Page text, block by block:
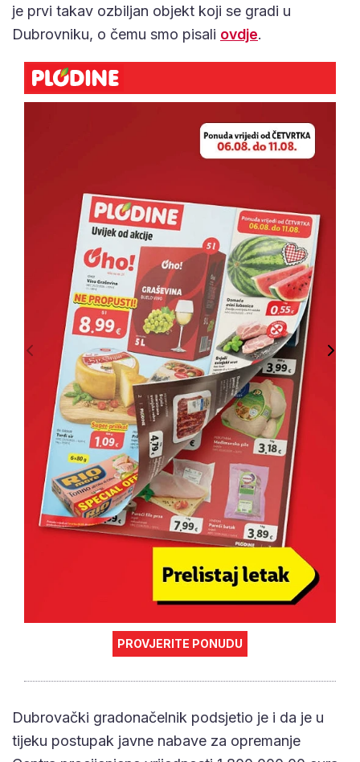
je prvi takav ozbiljan objekt koji se gradi u
Dubrovniku, o čemu smo pisali ovdje.
PROVJERITE PONUDU
Dubrovački gradonačelnik podsjetio je i da je u
tijeku postupak javne nabave za opremanje